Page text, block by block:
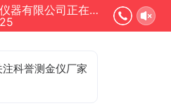
深圳市科誉仪器有限公司正在为您服务
科誉测金仪厂家